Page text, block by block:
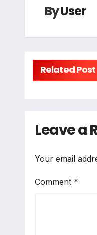
ByUser
Related Post
Leave a
Your email
Comment *